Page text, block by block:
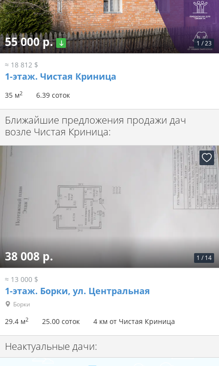
1 /23
55 000 р.
≈ 18 812 $
1-этаж. Чистая Криница
35 м2 6.39 соток
Ближайшие предложения продажи дач
возле Чистая Криница:
1 / 14
38 008 р.
≈ 13 000 $
1-этаж. Борки, ул. Центральная
Борки
29.4 м2 25.00 соток 4 км от Чистая Криница
Неактуальные дачи: